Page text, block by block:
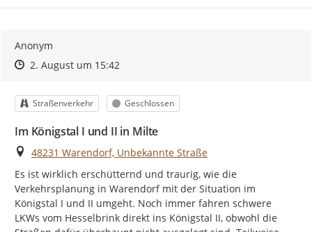
Anonym
Zeitpunkt des Erstellens
Zeitpunkt des Erstellens
2. August um 15:42Zur Äußerung
Kategorie
Straßenverkehr Status
Geschlossen
Im Königstal I und II in Milte
Ort
48231 Warendorf, Unbekannte Straße
Es ist wirklich erschütternd und traurig, wie die
Verkehrsplanung in Warendorf mit der Situation im
Königstal I und II umgeht. Noch immer fahren schwere
LKWs vom Hesselbrink direkt ins Königstal II, obwohl die